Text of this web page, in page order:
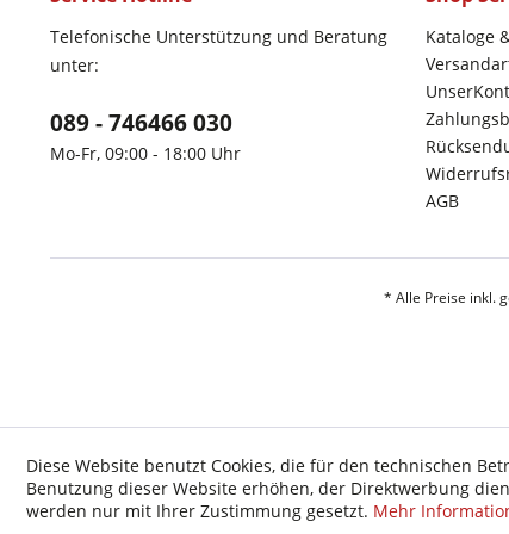
Telefonische Unterstützung und Beratung
unter:
089 - 746466 030
Mo-Fr, 09:00 - 18:00 Uhr
Kataloge
AGB
* Alle Preise inkl.
Diese Website benutzt Cookies, die für den technischen
Benutzung dieser Website erhöhen, der Direktwerbung
werden nur mit Ihrer Zustimmung gesetzt. Mehr